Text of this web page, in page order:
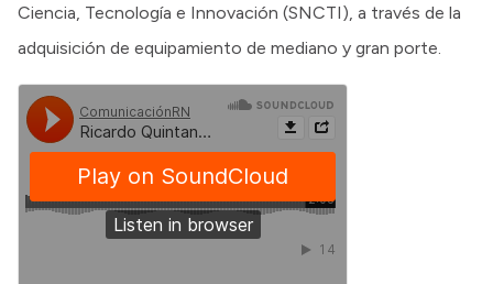
Ciencia, Tecnología e Innovación (SNCTI), a través de la
adquisición de equipamiento de mediano y gran porte.